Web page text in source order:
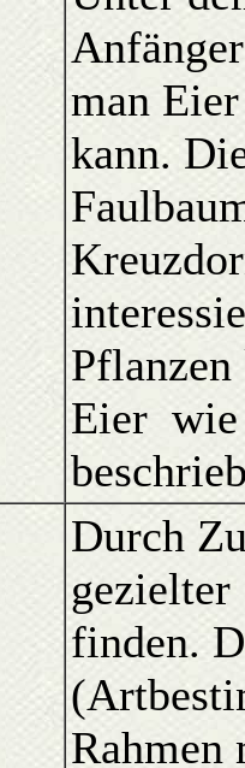
man
kann.
Eier
Durch
gezielter
finden.
Rahmen